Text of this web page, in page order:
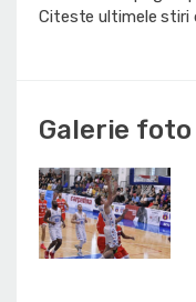
Citeste ultimele stiri
Galerie foto